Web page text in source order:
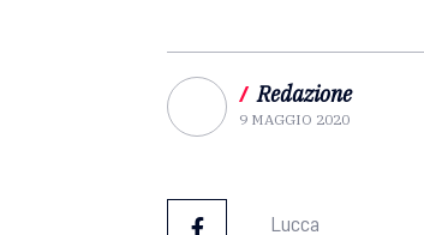
/ Redazione
9 MAGGIO 2020
Lucca